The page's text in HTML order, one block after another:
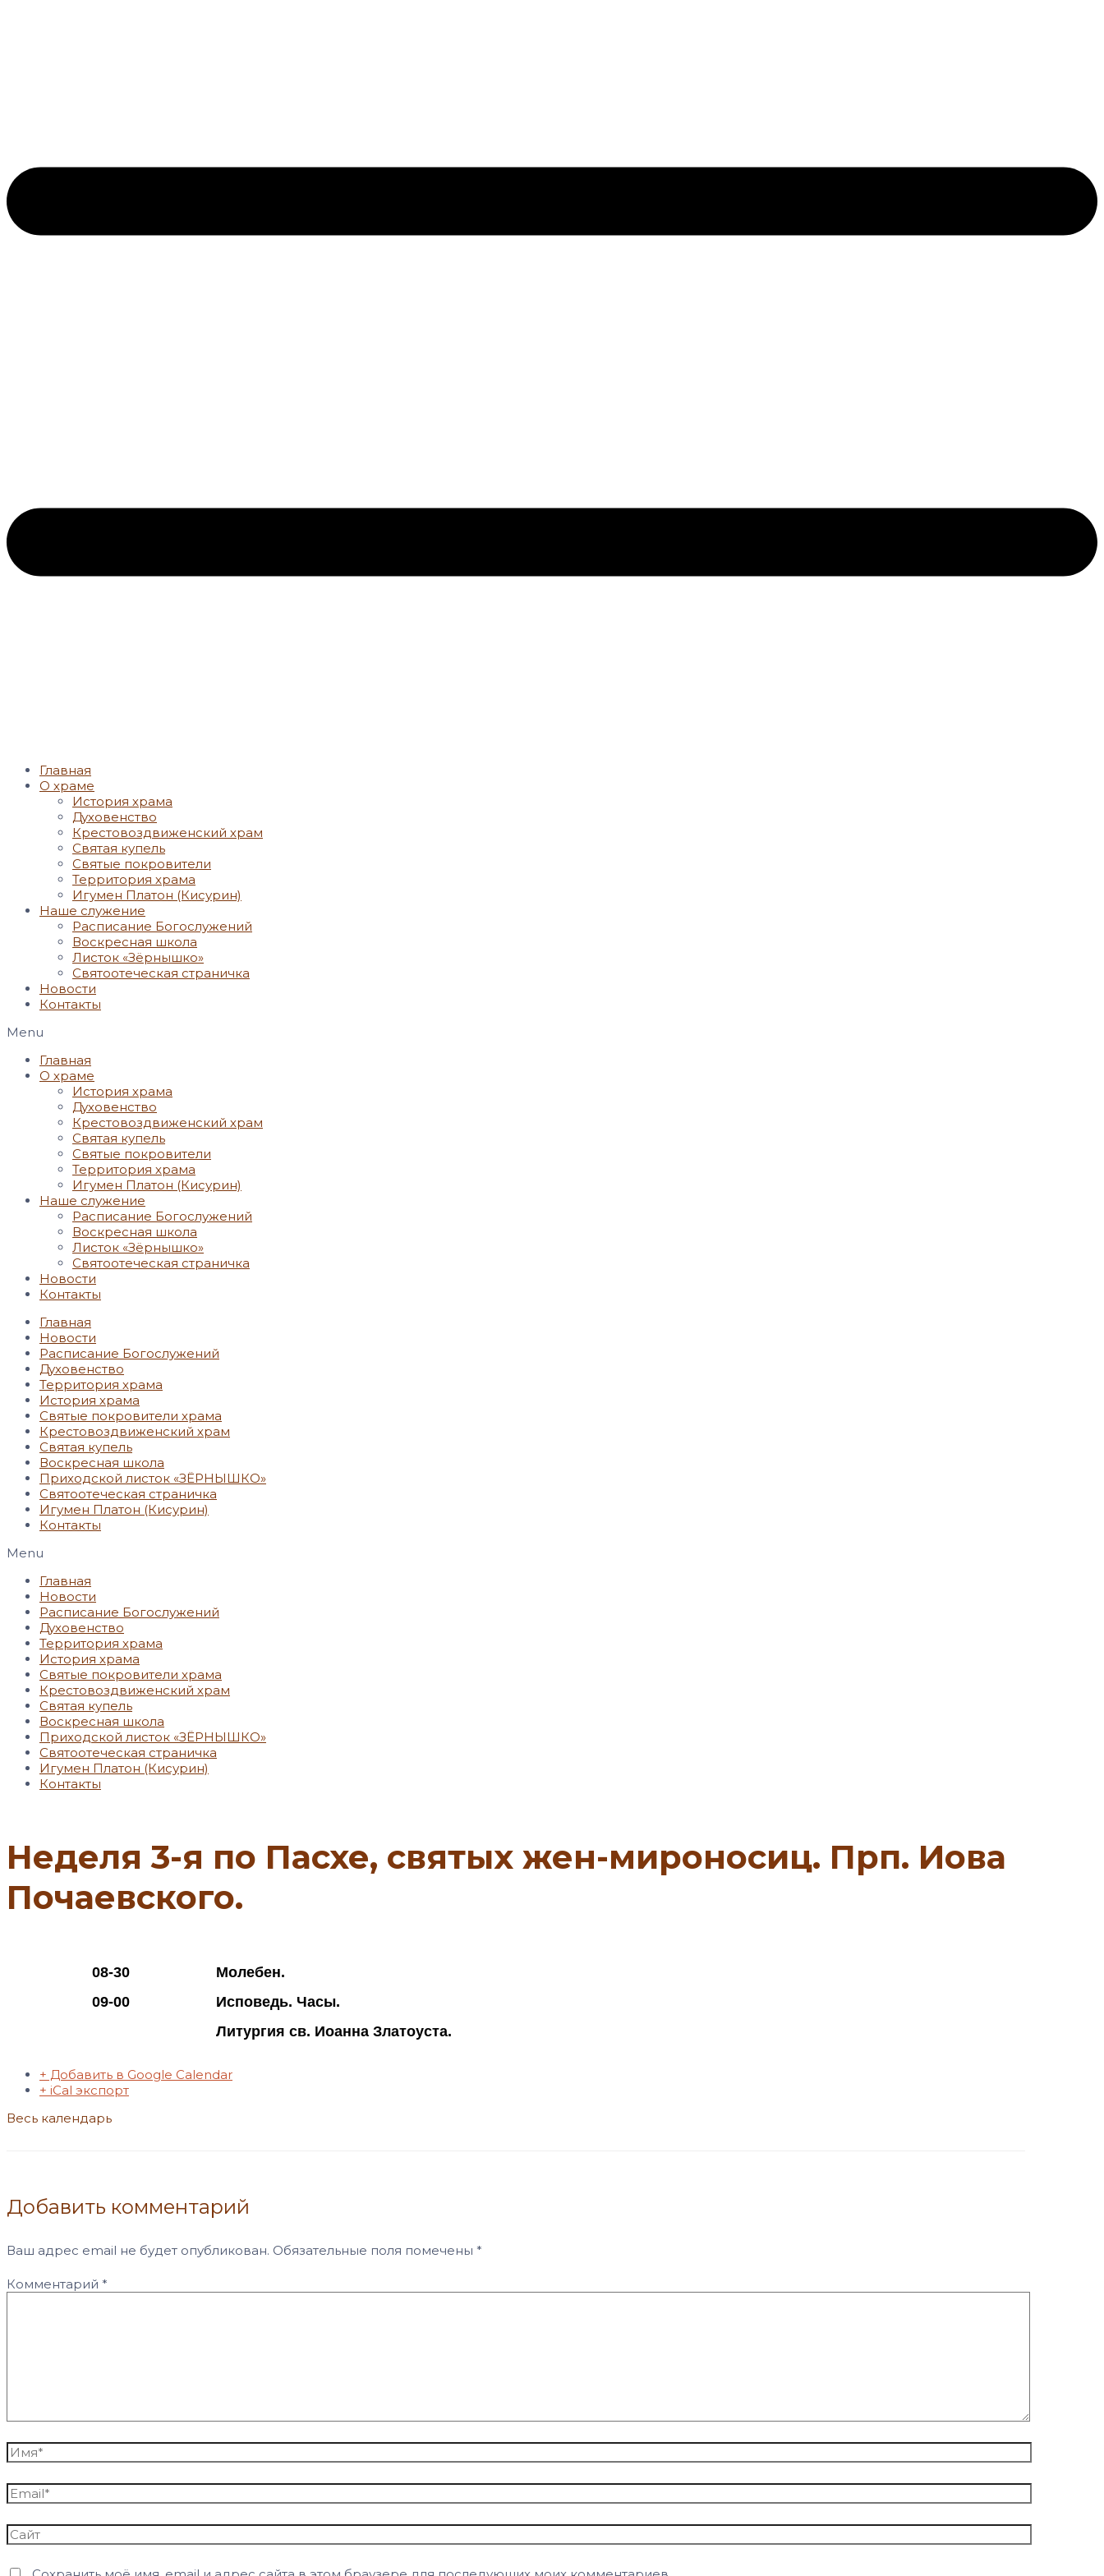
Главная
О храме
История храма
Духовенство
Крестовоздвиженский храм
Святая купель
Святые покровители
Территория храма
Игумен Платон (Кисурин)
Наше служение
Расписание Богослужений
Воскресная школа
Листок «Зёрнышко»
Святоотеческая страничка
Новости
Контакты
Menu
Главная
О храме
История храма
Духовенство
Крестовоздвиженский храм
Святая купель
Святые покровители
Территория храма
Игумен Платон (Кисурин)
Наше служение
Расписание Богослужений
Воскресная школа
Листок «Зёрнышко»
Святоотеческая страничка
Новости
Контакты
Главная
Новости
Расписание Богослужений
Духовенство
Территория храма
История храма
Святые покровители храма
Крестовоздвиженский храм
Святая купель
Воскресная школа
Приходской листок «ЗЁРНЫШКО»
Святоотеческая страничка
Игумен Платон (Кисурин)
Контакты
Menu
Главная
Новости
Расписание Богослужений
Духовенство
Территория храма
История храма
Святые покровители храма
Крестовоздвиженский храм
Святая купель
Воскресная школа
Приходской листок «ЗЁРНЫШКО»
Святоотеческая страничка
Игумен Платон (Кисурин)
Контакты
Неделя 3-я по Пасхе, святых жен-мироносиц. Прп. Иова
Почаевского.
08-30
09-00
Молебен.
Исповедь. Часы.
Литургия св. Иоанна Златоуста.
+ Добавить в Google Calendar
+ iCal экспорт
Весь календарь
Добавить комментарий
Ваш адрес email не будет опубликован. Обязательные поля помечены *
Комментарий *
Имя*
Email*
Сайт